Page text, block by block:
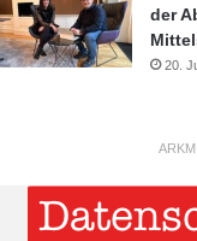
der
20.